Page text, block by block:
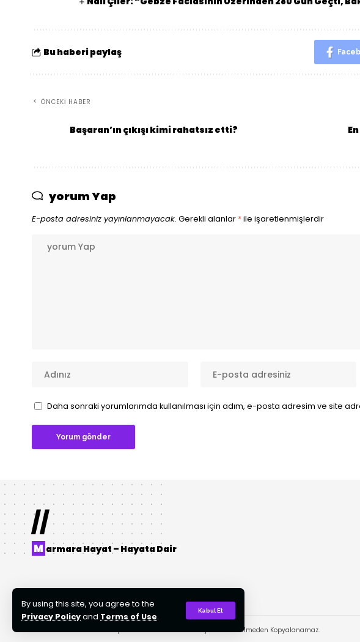
By using this site, you agree to the
Privacy Policyand Terms of Use.
Kabul Et
Bu haberi paylaş
ÖNCEKI HABER
Başaran’ın çıkışı kimi rahatsız etti?
yorum Yap
E-posta adresiniz yayınlanmayacak. Gerekli alanlar *ile işaretlenmişlerdir
Daha sonraki yorumlarımda kullanılması için adım, e-posta adresim ve site
//
M armara Hayat – Hayata Dair
© 2022 Tasarım: AKTOR Bilişim. Tüm Hakları Gizlidir. Kaynak Gösterilmeden Kopyalanamaz.